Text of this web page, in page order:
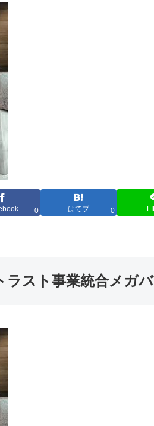
0 はてブ 0
ラスト事業統合メガ